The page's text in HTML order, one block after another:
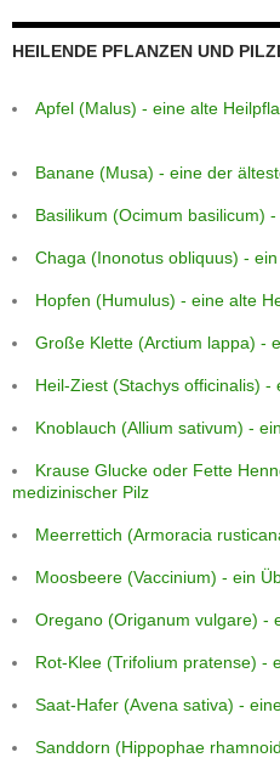
HEILENDE PFLANZEN UND
Apfel (Malus) - eine alte
Banane (Musa) - eine der
Basilikum (Ocimum basilicum)
Chaga (Inonotus obliquus) -
Hopfen (Humulus) - eine alte
Große Klette (Arctium lappa) -
Heil-Ziest (Stachys officinalis) -
Knoblauch (Allium sativum) -
Krause Glucke oder Fette
medizinischer Pilz
Meerrettich (Armoracia
Moosbeere (Vaccinium) - ein
Oregano (Origanum vulgare) -
Rot-Klee (Trifolium pratense) -
Saat-Hafer (Avena sativa) -
Sanddorn (Hippophae